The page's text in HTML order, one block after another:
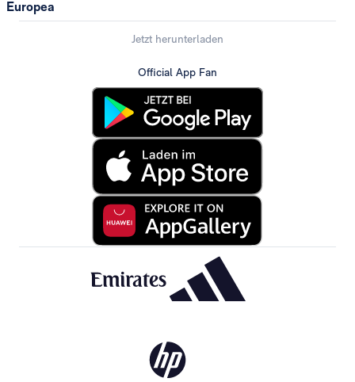
Europea
Jetzt herunterladen
Official App Fan